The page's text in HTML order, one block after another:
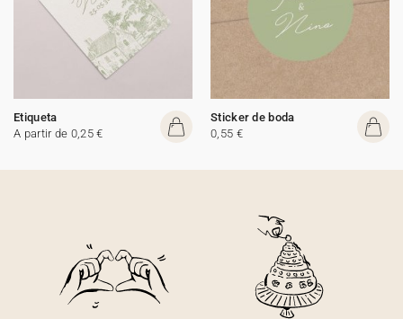
Etiqueta
A partir de 0,25 €
Sticker de boda
0,55 €